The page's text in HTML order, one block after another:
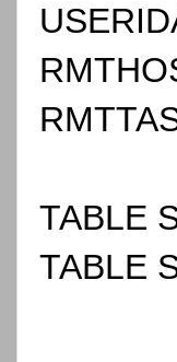
TABLE
TABLE